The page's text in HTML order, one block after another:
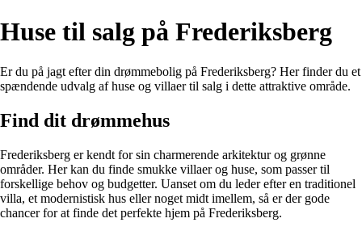
Huse til salg på Frederiksberg
Er du på jagt efter din drømmebolig på Frederiksberg? Her finder du et
spændende udvalg af huse og villaer til salg i dette attraktive område.
Find dit drømmehus
Frederiksberg er kendt for sin charmerende arkitektur og grønne
områder. Her kan du finde smukke villaer og huse, som passer til
forskellige behov og budgetter. Uanset om du leder efter en traditionel
villa, et modernistisk hus eller noget midt imellem, så er der gode
chancer for at finde det perfekte hjem på Frederiksberg.